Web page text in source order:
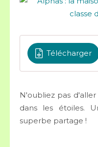
Télécharger
N'oubliez pas
dans les étoiles.
superbe partage !